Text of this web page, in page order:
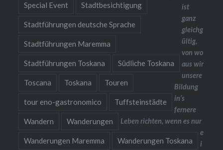
Special Event Stadtbesichtigung
Stadtführungen deutsche Sprache
Stadtführungen Maremma
Stadtführungen Toskana Südliche Toskana
Toscana Toskana Touren
tour eno-gastronomico Tuffsteinstädte
Wandern Wanderungen
Wanderungen Maremma Wanderungen Toskana
ist
ganz
gleichg
ültig,
von wo
aus wir
unsere
Bildung
in’s
fernere
Leben richten, wenn es nur
e
i